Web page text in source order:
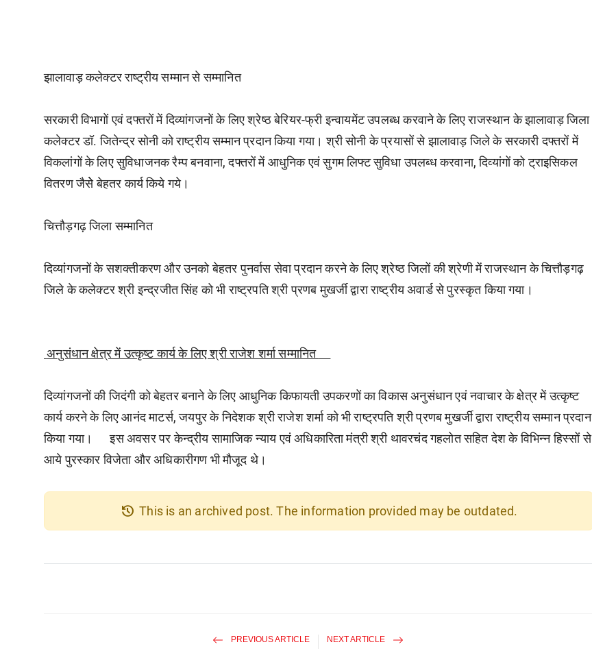
झालावाड़ कलेक्टर राष्ट्रीय सम्मान से सम्मानित
सरकारी विभागों एवं दफ्तरों में दिव्यांगजनाें के लिए श्रेष्ठ बेरियर-फ्री इन्वायमेंट उपलब्ध करवाने के लिए राजस्थान के झालावाड़ जिला
कलेक्टर डॉ. जितेन्द्र सोनी को राष्ट्रीय सम्मान प्रदान किया गया। श्री सोनी के प्रयासों से झालावाड़ जिले के सरकारी दफ्तरों में
विकलांगों के लिए सुविधाजनक रैम्प बनवाना, दफ्तरों में आधुनिक एवं सुगम लिफ्ट सुविधा उपलब्ध करवाना, दिव्यांगों को ट्राइसिकल
वितरण जैसेे बेहतर कार्य किये गये।
चित्तौड़गढ़ जिला सम्मानित
दिव्यांगजनों के सशक्तीकरण और उनको बेहतर पुनर्वास सेवा प्रदान करने के लिए श्रेष्ठ जिलों की श्रेणी में राजस्थान के चित्तौड़गढ़
जिले के कलेक्टर श्री इन्द्रजीत सिंह को भी राष्ट्रपति श्री प्रणब मुखर्जी द्वारा राष्ट्रीय अवार्ड से पुरस्कृत किया गया।
अनुसंधान क्षेत्र में उत्कृष्ट कार्य के लिए श्री राजेश शर्मा सम्मानित
दिव्यांगजनों की जिदंगी को बेहतर बनाने के लिए आधुनिक किफायती उपकरणों का विकास अनुसंधान एवं नवाचार के क्षेत्र में उत्कृष्ट
कार्य करने के लिए आनंद माटर्स, जयपुर के निदेशक श्री राजेश शर्मा को भी राष्ट्रपति श्री प्रणब मुखर्जी द्वारा राष्ट्रीय सम्मान प्रदान
किया गया। इस अवसर पर केन्द्रीय सामाजिक न्याय एवं अधिकारिता मंत्री श्री थावरचंद गहलोत सहित देश के विभिन्न हिस्सों से
आये पुरस्कार विजेता और अधिकारीगण भी मौजूद थे।
history This is an archived post. The information provided may be outdated.
PREVIOUS ARTICLE NEXT ARTICLE